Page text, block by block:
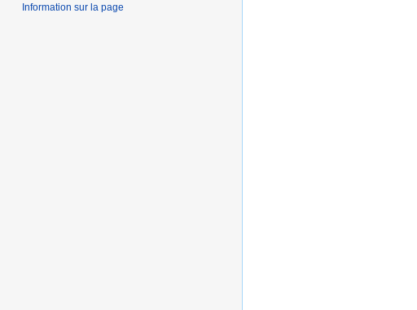
Information sur la page